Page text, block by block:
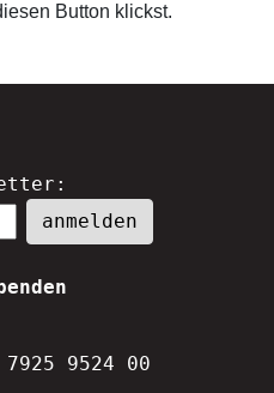
Button klickst.
9524 00